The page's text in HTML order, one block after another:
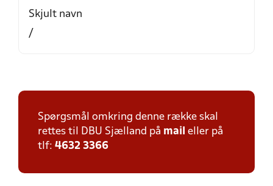
Skjult navn
/
Spørgsmål omkring denne række skal
rettes til DBU Sjælland på mail eller på
tlf: 4632 3366